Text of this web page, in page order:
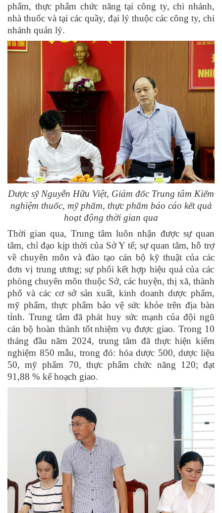
phẩm, thực phẩm chức năng tại công ty, chi nhánh,
nhà thuốc và tại các quầy, đại lý thuộc các công ty, chi
nhánh quản lý.
Dược sỹ Nguyễn Hữu Việt, Giám đốc Trung tâm Kiểm
nghiệm thuốc, mỹ phẩm, thực phẩm báo cáo kết quả
hoạt động thời gian qua
Thời gian qua, Trung tâm luôn nhận được sự quan
tâm, chỉ đạo kịp thời của Sở Y tế; sự quan tâm, hỗ trợ
về chuyên môn và đào tạo cán bộ kỹ thuật của các
đơn vị trung ương; sự phối kết hợp hiệu quả của các
phòng chuyên môn thuộc Sở, các huyện, thị xã, thành
phố và các cơ sở sản xuất, kinh doanh dược phẩm,
mỹ phẩm, thực phẩm bảo vệ sức khỏe trên địa bàn
tỉnh. Trung tâm đã phát huy sức mạnh của đội ngũ
cán bộhoàn thành tốt nhiệm vụ được giao. Trong 10
tháng đầu năm 2024, trung tâm đã thực hiện kiểm
nghiệm 850 mẫu, trong đó: hóa dược 500, dược liệu
50, mỹ phẩm 70, thực phẩm chức năng 120; đạt
91,88 % kế hoạch giao.